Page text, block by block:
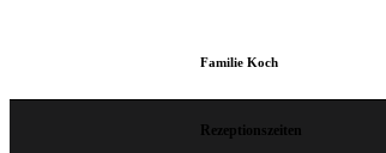
Familie Koch
Rezeptionszeiten